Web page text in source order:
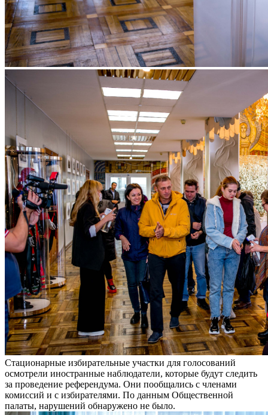
Стационарные избирательные участки для голосований
осмотрели иностранные наблюдатели, которые будут следить
за проведение референдума. Они пообщались с членами
комиссий и с избирателями. По данным Общественной
палаты, нарушений обнаружено не было.